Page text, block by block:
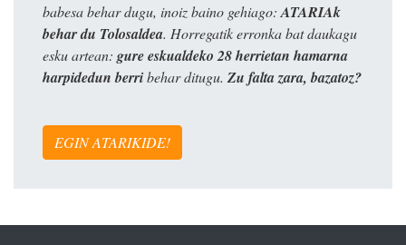
babesa behar dugu, inoiz baino gehiago: ATARIAk
behar du Tolosaldea. Horregatik erronka bat daukagu
esku artean: gure eskualdeko 28 herrietan hamarna
harpidedun berribehar ditugu. Zu falta zara, bazatoz?
EGIN ATARIKIDE!